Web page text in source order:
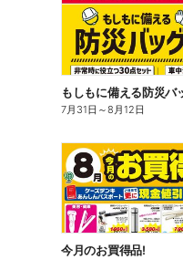
もしもに備える防災バ
7月31日 ～8月12日
今月のお買得品!